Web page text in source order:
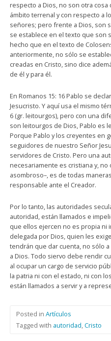
respecto a Dios, no son otra
ámbito terrenal y con respecto a
señores; pero frente a Dios, son
se establece en el texto que son
hecho que en el texto de
anteriormente, no sólo se
creadas en Cristo, sino dice
de él y para él.
En Romanos 15: 16 Pablo se
Jesucristo. Y aquí usa el mismo
6 (gr. leitourgos), pero con una
son leitourgos de Dios, Pablo es
Porque Pablo y los creyentes en
seguidores de nuestro Señor
servidores de Cristo. Pero una
necesariamente es cristiana y, no
asombroso–, es de todas
responsable ante el Creador.
Por lo tanto, las autoridades
autoridad, están llamados e
que ellos ejercen no es propia ni
delegada por Dios, quien les
tendrán que dar cuenta, no sólo
a Dios. Todo siervo debe rendir
al ocupar un cargo de servicio
la patria ni con el estado, ni con
están llamados a servir y a
Posted in Artículos
Tagged with autoridad,Cristo